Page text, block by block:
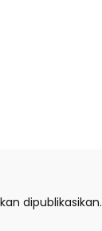
dipublikasikan.